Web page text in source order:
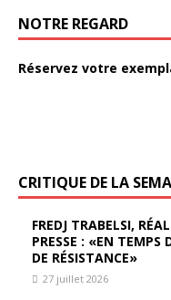
NOTRE REGARD
Réservez votre
CRITIQUE DE LA
FREDJ TRABELSI,
PRESSE : «EN TEMPS
DE RÉSISTANCE»
27 juillet 2026